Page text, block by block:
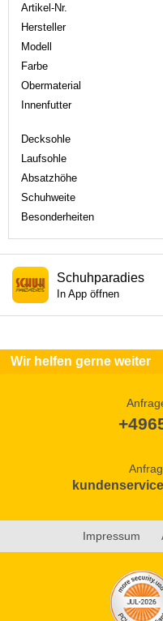
Artikel-Nr.
Hersteller
Modell
Farbe
Obermaterial
Innenfutter
Decksohle
Laufsohle
Absatzhöhe
Schuhweite
Besonderheiten
Schuhparadies
In App öffnen
Wir helfen gerne weiter
Impressum